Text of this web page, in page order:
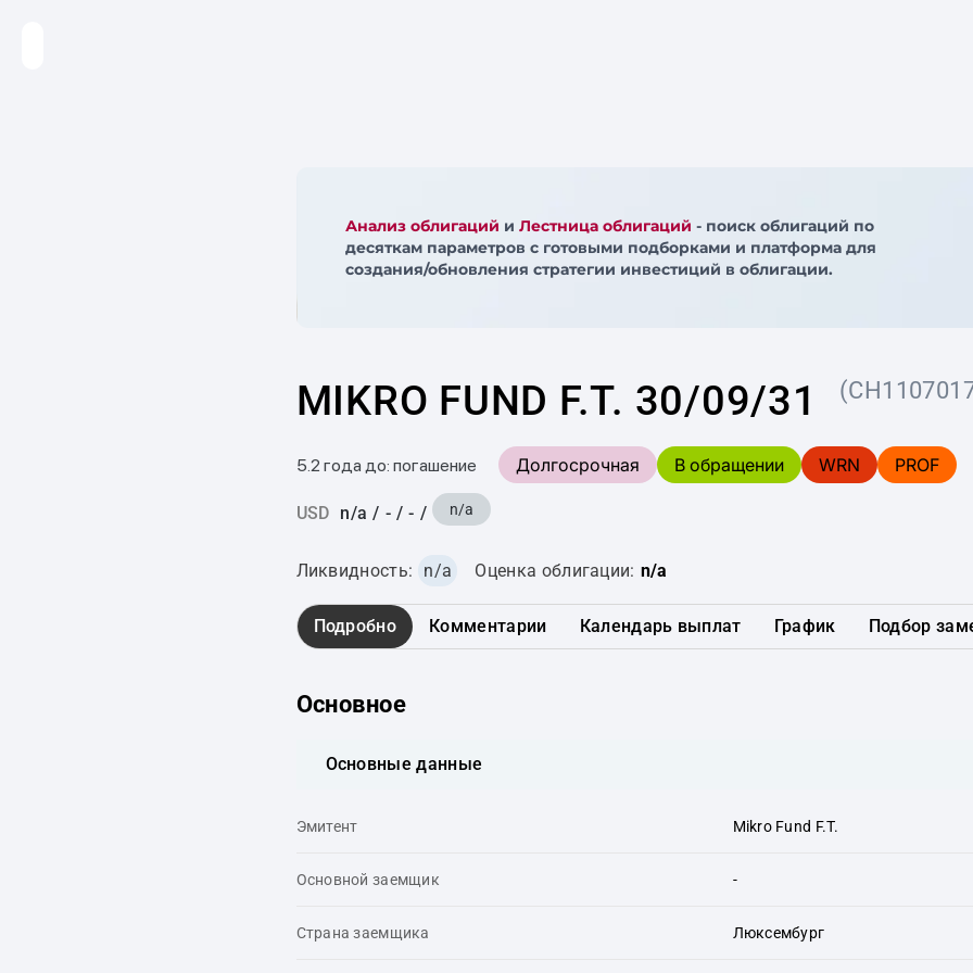
Анализ облигаций и Лестница облигаций - поиск облигаций по
десяткам параметров с готовыми подборками и платформа для
создания/обновления стратегии инвестиций в облигации.
MIKRO FUND F.T. 30/09/31
5.2 года до: погашение Долгосрочная В обращении WRN PROF
USD n/a / - / - / n/a
Ликвидность: n/a Оценка облигации: n/a
Подробно Комментарии Календарь выплат График Подбор
Основное
Основные данные
Эмитент Mikro Fund F.T.
Основной заемщик -
Страна заемщика Люксембург